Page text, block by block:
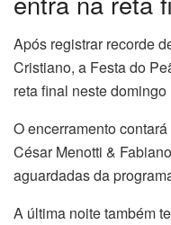
Após registrar recorde
Cristiano, a Festa do
reta final neste
O encerramento
César Menotti &
aguardadas da
A última noite também